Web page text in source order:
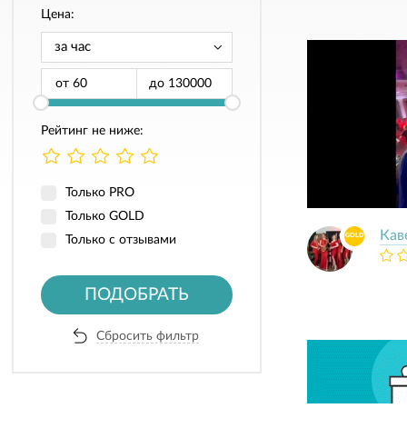
Цена:
от до
Рейтинг не ниже:
Только PRO
Только GOLD
Только с отзывами
ПОДОБРАТЬ
Сбросить фильтр
GOLD